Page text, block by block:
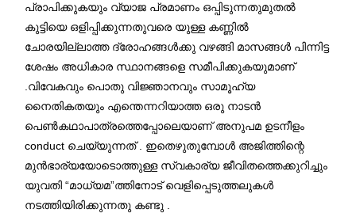
പ്രാപിക്കുകയും വ്യാജ പ്രമാണം ഒപ്പിടുന്നതുമുതൽ
കുട്ടിയെ ഒളിപ്പിക്കുന്നതുവരെ യുള്ള കണ്ണിൽ
ചോരയില്ലാത്ത ദ്രോഹങ്ങൾക്കു വഴങ്ങി മാസങ്ങൾ പിന്നിട്ട
ശേഷം അധികാര സ്ഥാനങ്ങളെ സമീപിക്കുകയുമാണ്
.വിവേകവും പൊതു വിജ്ഞാനവും സാമൂഹ്യ
നൈതികതയും എന്തെന്നറിയാത്ത ഒരു നാടൻ
പെൺകഥാപാത്രത്തെപ്പോലെയാണ് അനുപമ ഉടനീളം
conduct ചെയ്യുന്നത് . ഇതെഴുതുമ്പോൾ അജിത്തിന്റെ
മുൻഭാര്യയോടൊത്തുള്ള സ്വകാര്യ ജീവിതത്തെക്കുറിച്ചും
യുവതി “മാധ്യമ”ത്തിനോട് വെളിപ്പെടുത്തലുകൾ
നടത്തിയിരിക്കുന്നതു കണ്ടു .